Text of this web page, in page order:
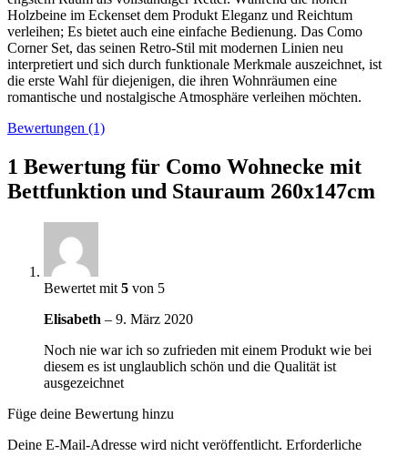
Holzbeine im Eckenset dem Produkt Eleganz und Reichtum
verleihen; Es bietet auch eine einfache Bedienung. Das Como
Corner Set, das seinen Retro-Stil mit modernen Linien neu
interpretiert und sich durch funktionale Merkmale auszeichnet, ist
die erste Wahl für diejenigen, die ihren Wohnräumen eine
romantische und nostalgische Atmosphäre verleihen möchten.
Bewertungen (1)
1 Bewertung für Como Wohnecke mit
Bettfunktion und Stauraum 260x147cm
Bewertet mit 5 von 5
Elisabeth – 9. März 2020
Noch nie war ich so zufrieden mit einem Produkt wie bei
diesem es ist unglaublich schön und die Qualität ist
ausgezeichnet
Füge deine Bewertung hinzu
Deine E-Mail-Adresse wird nicht veröffentlicht. Erforderliche